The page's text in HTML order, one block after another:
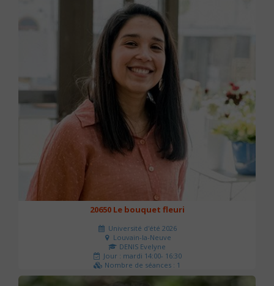
20650 Le bouquet fleuri
Université d'été 2026
Louvain-la-Neuve
DENIS Evelyne
Jour : mardi 14:00- 16:30
Nombre de séances : 1
60 €